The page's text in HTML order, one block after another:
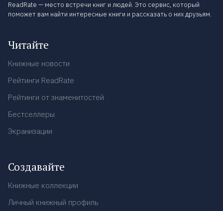
ReadRate — место встречи книг и людей. Это сервис, который
поможет вам найти интересные книги и рассказать о них друзьям.
Читайте
Книжные новости
Рейтинги ReadRate
Рейтинги от знаменитостей
Бестселлеры
Экранизации
Создавайте
Книжные коллекции
Личный книжный профиль